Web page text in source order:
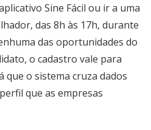
Sine Fácil ou ir a uma
, das 8h às 17h, durante
das oportunidades do
o cadastro vale para
o sistema cruza dados
que as empresas